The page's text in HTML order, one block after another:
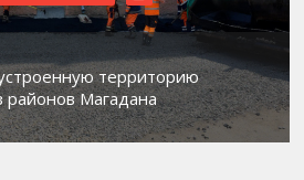
территорию
Магадана